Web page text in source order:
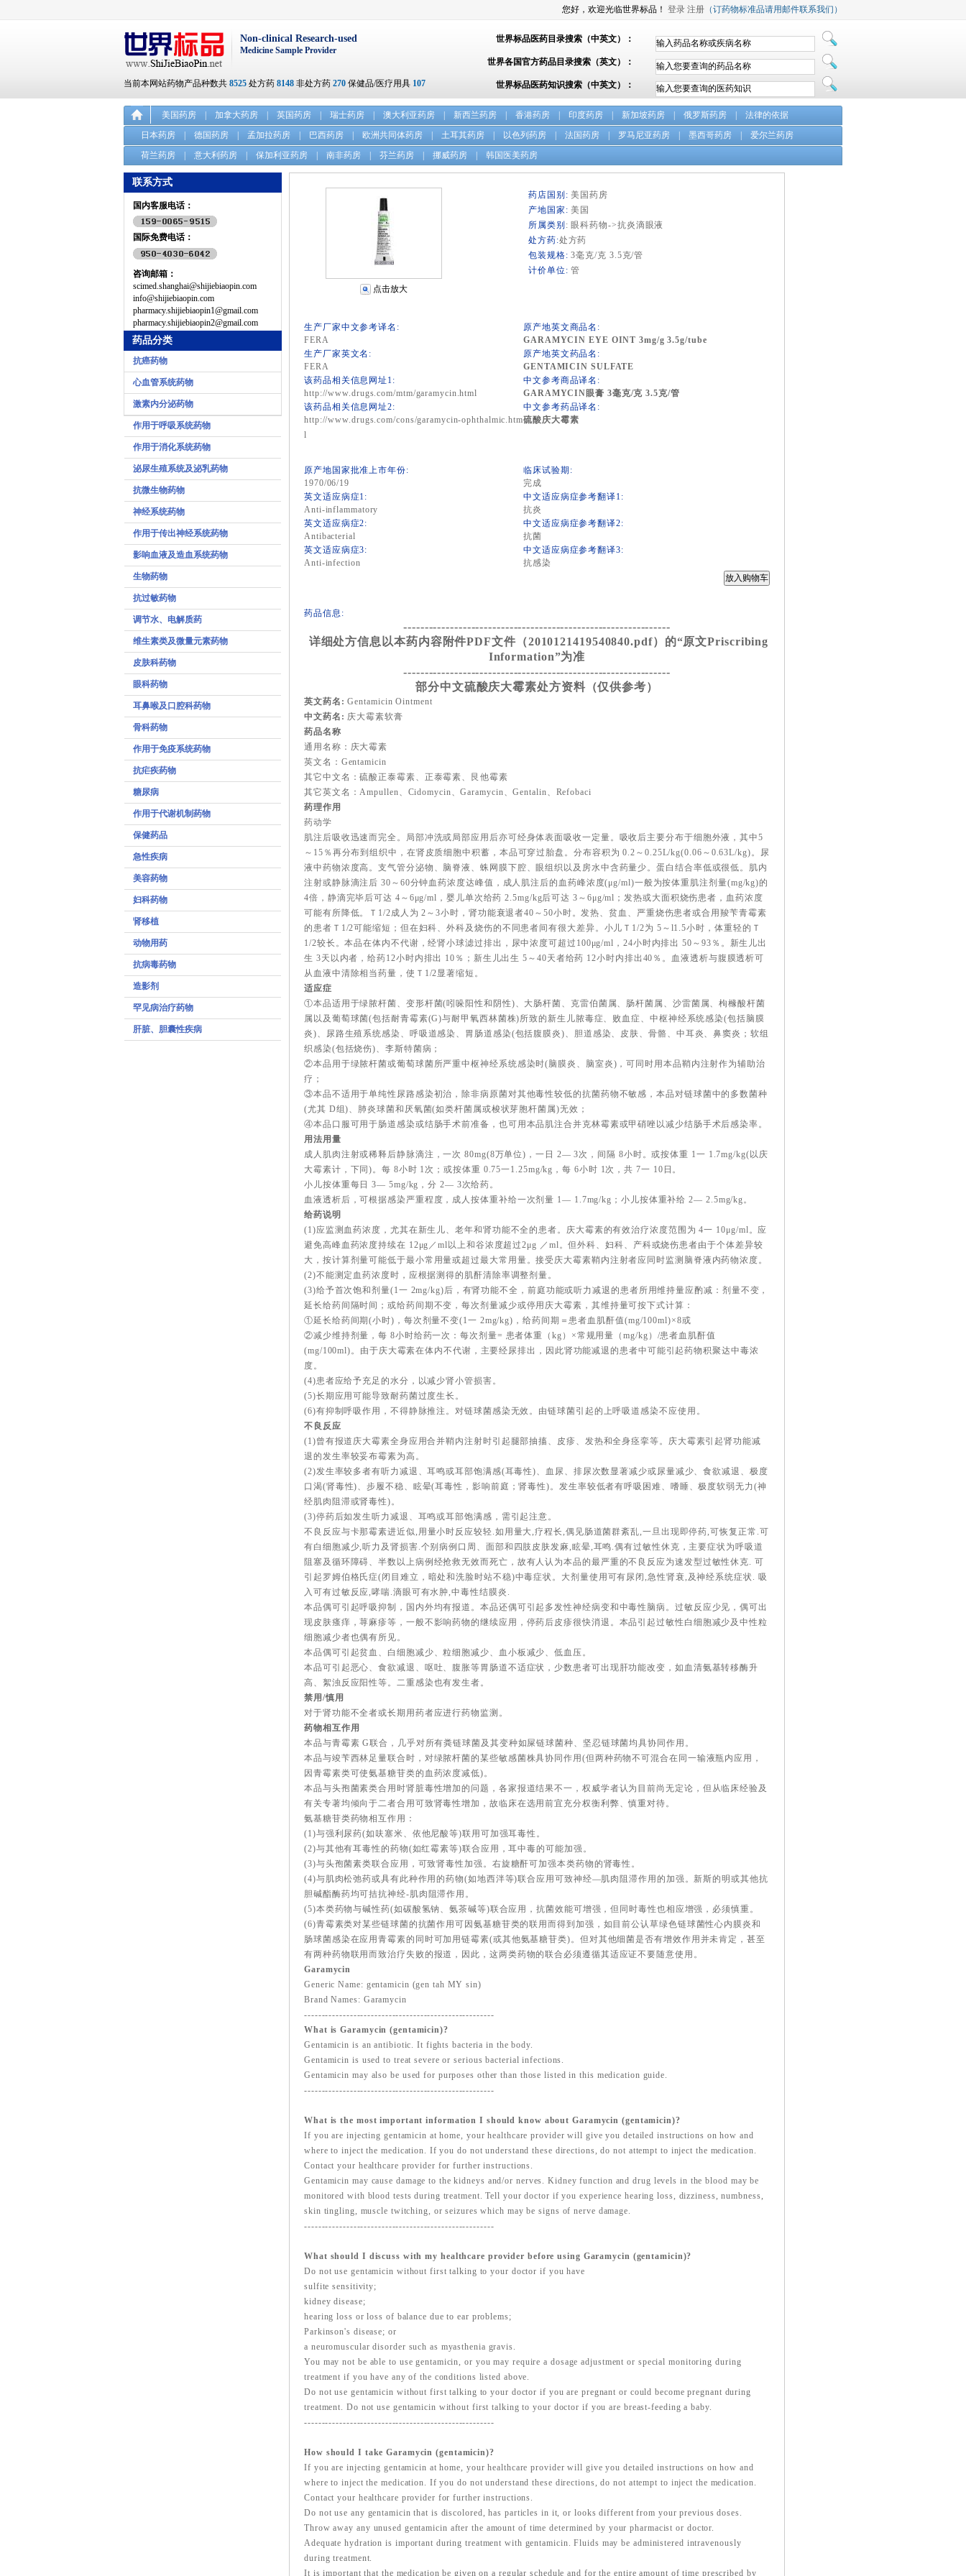
您好，欢迎光临世界标品！ 登录 注册 （订药物标准品请用邮件联系我们）
Non-clinical Research-used
Medicine Sample Provider
当前本网站药物产品种数共 8525 处方药 8148 非处方药 270 保健品/医疗用具 107
世界标品医药目录搜索（中英文）：
世界各国官方药品目录搜索（英文）：
世界标品医药知识搜索（中英文）：
美国药房 加拿大药房 英国药房 瑞士药房 澳大利亚药房 新西兰药房 香港药房 印度药房 新加坡药房 俄罗斯药房
法律的依据
日本药房
德国药房 孟加拉药房 巴西药房 欧洲共同体药房 土耳其药房 以色列药房 法国药房 罗马尼亚药房 墨西哥药房
爱尔兰药房
荷兰药房
意大利药房 保加利亚药房 南非药房 芬兰药房 挪威药房 韩国医美药房
联系方式
国内客服电话：
国际免费电话：
咨询邮箱：
scimed.shanghai@shijiebiaopin.com
info@shijiebiaopin.com
pharmacy.shijiebiaopin1@gmail.com
pharmacy.shijiebiaopin2@gmail.com
药品分类
抗癌药物
心血管系统药物
激素内分泌药物
作用于呼吸系统药物
作用于消化系统药物
泌尿生殖系统及泌乳药物
抗微生物药物
神经系统药物
作用于传出神经系统药物
影响血液及造血系统药物
生物药物
抗过敏药物
调节水、电解质药
维生素类及微量元素药物
皮肤科药物
眼科药物
耳鼻喉及口腔科药物
骨科药物
作用于免疫系统药物
抗疟疾药物
糖尿病
作用于代谢机制药物
保健药品
急性疾病
美容药物
妇科药物
肾移植
动物用药
抗病毒药物
造影剂
罕见病治疗药物
肝脏、胆囊性疾病
药店国别: 美国药房
产地国家: 美国
所属类别 : 眼科药物->抗炎滴眼液
处方药:处方药
包装规格: 3毫克/克 3.5克/管
计价单位: 管
点击放大
生产厂家中文参考译名:
FERA
生产厂家英文名:
FERA
该药品相关信息网址1:
http://www.drugs.com/mtm/garamycin.html
该药品相关信息网址2:
http://www.drugs.com/cons/garamycin-ophthalmic.htm
l
原产地英文商品名:
GARAMYCIN EYE OINT 3mg/g 3.5g/tube
原产地英文药品名:
GENTAMICIN SULFATE
中文参考商品译名:
GARAMYCIN眼膏 3毫克/克 3.5克/管
中文参考药品译名:
硫酸庆大霉素
原产地国家批准上市年份:
1970/06/19
英文适应病症1:
Anti-inflammatory
英文适应病症2:
Antibacterial
英文适应病症3:
Anti-infection
临床试验期:
完成
中文适应病症参考翻译1:
抗炎
中文适应病症参考翻译2:
抗菌
中文适应病症参考翻译3:
抗感染
药品信息:
---------------------------------------------------------------
详细处方信息以本药内容附件PDF文件（2010121419540840.pdf）的“原文Priscribing
Information”为准
---------------------------------------------------------------
部分中文硫酸庆大霉素处方资料（仅供参考）
英文药名: Gentamicin Ointment
中文药名: 庆大霉素软膏
药品名称
通用名称：庆大霉素
英文名：Gentamicin
其它中文名：硫酸正泰霉素、正泰霉素、艮他霉素
其它英文名：Ampullen、Cidomycin、Garamycin、Gentalin、Refobaci
药理作用
药动学
肌注后吸收迅速而完全。局部冲洗或局部应用后亦可经身体表面吸收一定量。吸收后主要分布于细胞外液，其中5
～15％再分布到组织中，在肾皮质细胞中积蓄，本品可穿过胎盘。分布容积为 0.2～0.25L/kg(0.06～0.63L/kg)。尿
液中药物浓度高。支气管分泌物、脑脊液、蛛网膜下腔、眼组织以及房水中含药量少。蛋白结合率低或很低。肌内
注射或静脉滴注后 30～60分钟血药浓度达峰值，成人肌注后的血药峰浓度(μg/ml)一般为按体重肌注剂量(mg/kg)的
4倍，静滴完毕后可达 4～6μg/ml，婴儿单次给药 2.5mg/kg后可达 3～6μg/ml；发热或大面积烧伤患者，血药浓度
可能有所降低。Ｔ1/2成人为 2～3小时，肾功能衰退者40～50小时。发热、贫血、严重烧伤患者或合用羧苄青霉素
的患者Ｔ1/2可能缩短；但在妇科、外科及烧伤的不同患者间有很大差异。小儿Ｔ1/2为 5～l1.5小时，体重轻的Ｔ
1/2较长。本品在体内不代谢，经肾小球滤过排出，尿中浓度可超过100μg/ml，24小时内排出 50～93％。新生儿出
生 3天以内者，给药12小时内排出 10％；新生儿出生 5～40天者给药 12小时内排出40％。血液透析与腹膜透析可
从血液中清除相当药量，使Ｔ1/2显著缩短。
适应症
①本品适用于绿脓杆菌、变形杆菌(吲哚阳性和阴性)、大肠杆菌、克雷伯菌属、肠杆菌属、沙雷菌属、枸橼酸杆菌
属以及葡萄球菌(包括耐青霉素(G)与耐甲氧西林菌株)所致的新生儿脓毒症、败血症、中枢神经系统感染(包括脑膜
炎)、尿路生殖系统感染、呼吸道感染、胃肠道感染(包括腹膜炎)、胆道感染、皮肤、骨骼、中耳炎、鼻窦炎；软组
织感染(包括烧伤)、李斯特菌病；
②本品用于绿脓杆菌或葡萄球菌所严重中枢神经系统感染时(脑膜炎、脑室炎)，可同时用本品鞘内注射作为辅助治
疗；
③本品不适用于单纯性尿路感染初治，除非病原菌对其他毒性较低的抗菌药物不敏感，本品对链球菌中的多数菌种
(尤其 D组)、肺炎球菌和厌氧菌(如类杆菌属或梭状芽胞杆菌属)无效；
④本品口服可用于肠道感染或结肠手术前准备，也可用本品肌注合并克林霉素或甲硝唑以减少结肠手术后感染率。
用法用量
成人肌肉注射或稀释后静脉滴注，一次 80mg(8万单位)，一日 2— 3次，间隔 8小时。或按体重 1一 1.7mg/kg(以庆
大霉素计，下同)。每 8小时 1次；或按体重 0.75一1.25mg/kg，每 6小时 1次，共 7一 10日。
小儿按体重每日 3— 5mg/kg，分 2— 3次给药。
血液透析后，可根据感染严重程度，成人按体重补给一次剂量 1— 1.7mg/kg；小儿按体重补给 2— 2.5mg/kg。
给药说明
(1)应监测血药浓度，尤其在新生儿、老年和肾功能不全的患者。庆大霉素的有效治疗浓度范围为 4一 10μg/ml。应
避免高峰血药浓度持续在 12μg／ml以上和谷浓度超过2μg ／ml。但外科、妇科、产科或烧伤患者由于个体差异较
大，按计算剂量可能低于最小常用量或超过最大常用量。接受庆大霉素鞘内注射者应同时监测脑脊液内药物浓度。
(2)不能测定血药浓度时，应根据测得的肌酐清除率调整剂量。
(3)给予首次饱和剂量(1一 2mg/kg)后，有肾功能不全，前庭功能或听力减退的患者所用维持量应酌减：剂量不变，
延长给药间隔时间；或给药间期不变，每次剂量减少或停用庆大霉素，其维持量可按下式计算：
①延长给药间期(小时)，每次剂量不变(1一 2mg/kg)，给药间期＝患者血肌酐值(mg/100ml)×8或
②减少维持剂量，每 8小时给药一次：每次剂量= 患者体重（kg）×常规用量（mg/kg）/患者血肌酐值
(mg/100ml)。由于庆大霉素在体内不代谢，主要经尿排出，因此肾功能减退的患者中可能引起药物积聚达中毒浓
度。
(4)患者应给予充足的水分，以减少肾小管损害。
(5)长期应用可能导致耐药菌过度生长。
(6)有抑制呼吸作用，不得静脉推注。对链球菌感染无效。由链球菌引起的上呼吸道感染不应使用。
不良反应
(1)曾有报道庆大霉素全身应用合并鞘内注射时引起腿部抽搐、皮疹、发热和全身痉挛等。庆大霉素引起肾功能减
退的发生率较妥布霉素为高。
(2)发生率较多者有听力减退、耳鸣或耳部饱满感(耳毒性)、血尿、排尿次数显著减少或尿量减少、食欲减退、极度
口渴(肾毒性)、步履不稳、眩晕(耳毒性，影响前庭；肾毒性)。发生率较低者有呼吸困难、嗜睡、极度软弱无力(神
经肌肉阻滞或肾毒性)。
(3)停药后如发生听力减退、耳鸣或耳部饱满感，需引起注意。
不良反应与卡那霉素进近似,用量小时反应较轻.如用量大,疗程长,偶见肠道菌群紊乱,一旦出现即停药,可恢复正常.可
有白细胞减少,听力及肾损害.个别病例口周、面部和四肢皮肤发麻,眩晕,耳鸣.偶有过敏性休克，主要症状为呼吸道
阻塞及循环障碍、半数以上病例经抢救无效而死亡，故有人认为本品的最严重的不良反应为速发型过敏性休克. 可
引起罗姆伯格氏症(闭目难立，暗处和洗脸时站不稳)中毒症状。大剂量使用可有尿闭,急性肾衰,及神经系统症状. 吸
入可有过敏反应,哮喘.滴眼可有水肿,中毒性结膜炎.
本品偶可引起呼吸抑制，国内外均有报道。本品还偶可引起多发性神经病变和中毒性脑病。过敏反应少见，偶可出
现皮肤瘙痒，荨麻疹等，一般不影响药物的继续应用，停药后皮疹很快消退。本品引起过敏性白细胞减少及中性粒
细胞减少者也偶有所见。
本品偶可引起贫血、白细胞减少、粒细胞减少、血小板减少、低血压。
本品可引起恶心、食欲减退、呕吐、腹胀等胃肠道不适症状，少数患者可出现肝功能改变，如血清氨基转移酶升
高、絮浊反应阳性等。二重感染也有发生者。
禁用/慎用
对于肾功能不全者或长期用药者应进行药物监测。
药物相互作用
本品与青霉素 G联合，几乎对所有粪链球菌及其变种如屎链球菌种、坚忍链球菌均具协同作用。
本品与竣苄西林足量联合时，对绿脓杆菌的某些敏感菌株具协同作用(但两种药物不可混合在同一输液瓶内应用，
因青霉素类可使氨基糖苷类的血药浓度减低)。
本品与头孢菌素类合用时肾脏毒性增加的问题，各家报道结果不一，权威学者认为目前尚无定论，但从临床经验及
有关专著均倾向于二者合用可致肾毒性增加，故临床在选用前宜充分权衡利弊、慎重对待。
氨基糖苷类药物相互作用：
(1)与强利尿药(如呋塞米、依他尼酸等)联用可加强耳毒性。
(2)与其他有耳毒性的药物(如红霉素等)联合应用，耳中毒的可能加强。
(3)与头孢菌素类联合应用，可致肾毒性加强。右旋糖酐可加强本类药物的肾毒性。
(4)与肌肉松弛药或具有此种作用的药物(如地西泮等)联合应用可致神经—肌肉阻滞作用的加强。新斯的明或其他抗
胆碱酯酶药均可拮抗神经-肌肉阻滞作用。
(5)本类药物与碱性药(如碳酸氢钠、氨茶碱等)联合应用，抗菌效能可增强，但同时毒性也相应增强，必须慎重。
(6)青霉素类对某些链球菌的抗菌作用可因氨基糖苷类的联用而得到加强，如目前公认草绿色链球菌性心内膜炎和
肠球菌感染在应用青霉素的同时可加用链霉素(或其他氨基糖苷类)。但对其他细菌是否有增效作用并未肯定，甚至
有两种药物联用而致治疗失败的报道，因此，这两类药物的联合必须遵循其适应证不要随意使用。
Garamycin
Generic Name: gentamicin (gen tah MY sin)
Brand Names: Garamycin
------------------------------------------------------
What is Garamycin (gentamicin)?
Gentamicin is an antibiotic. It fights bacteria in the body.
Gentamicin is used to treat severe or serious bacterial infections.
Gentamicin may also be used for purposes other than those listed in this medication guide.
------------------------------------------------------
What is the most important information I should know about Garamycin (gentamicin)?
If you are injecting gentamicin at home, your healthcare provider will give you detailed instructions on how and
where to inject the medication. If you do not understand these directions, do not attempt to inject the medication.
Contact your healthcare provider for further instructions.
Gentamicin may cause damage to the kidneys and/or nerves. Kidney function and drug levels in the blood may be
monitored with blood tests during treatment. Tell your doctor if you experience hearing loss, dizziness, numbness,
skin tingling, muscle twitching, or seizures which may be signs of nerve damage.
------------------------------------------------------
What should I discuss with my healthcare provider before using Garamycin (gentamicin)?
Do not use gentamicin without first talking to your doctor if you have
sulfite sensitivity;
kidney disease;
hearing loss or loss of balance due to ear problems;
Parkinson's disease; or
a neuromuscular disorder such as myasthenia gravis.
You may not be able to use gentamicin, or you may require a dosage adjustment or special monitoring during
treatment if you have any of the conditions listed above.
Do not use gentamicin without first talking to your doctor if you are pregnant or could become pregnant during
treatment. Do not use gentamicin without first talking to your doctor if you are breast-feeding a baby.
------------------------------------------------------
How should I take Garamycin (gentamicin)?
If you are injecting gentamicin at home, your healthcare provider will give you detailed instructions on how and
where to inject the medication. If you do not understand these directions, do not attempt to inject the medication.
Contact your healthcare provider for further instructions.
Do not use any gentamicin that is discolored, has particles in it, or looks different from your previous doses.
Throw away any unused gentamicin after the amount of time determined by your pharmacist or doctor.
Adequate hydration is important during treatment with gentamicin. Fluids may be administered intravenously
during treatment.
It is important that the medication be given on a regular schedule and for the entire amount of time prescribed by